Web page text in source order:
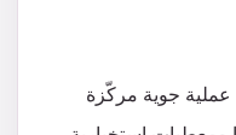
جوية مركّزة